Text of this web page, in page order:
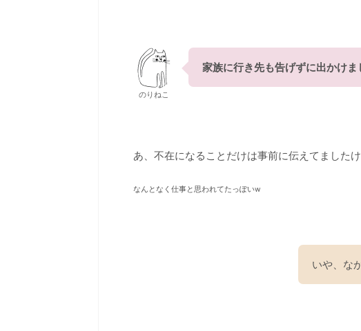
のりねこ
家族に行き先も告げずに出かけ
あ、不在になることだけは事前に伝えてましたけ
なんとなく仕事と思われてたっぽいw
いや、な